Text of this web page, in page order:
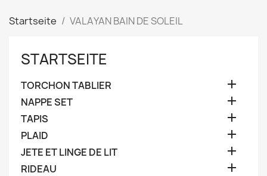
Startseite VALAYAN BAIN DE SOLEIL
STARTSEITE
TORCHON TABLIER 
NAPPE SET 
TAPIS 
PLAID 
JETE ET LINGE DE LIT 
RIDEAU 